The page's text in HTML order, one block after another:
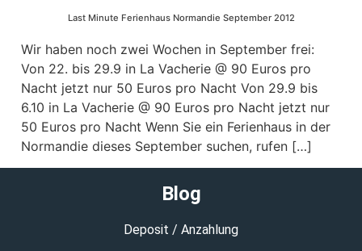
Last Minute Ferienhaus Normandie September 2012
Wir haben noch zwei Wochen in September frei:
Von 22. bis 29.9 in La Vacherie @ 90 Euros pro
Nacht jetzt nur 50 Euros pro Nacht Von 29.9 bis
6.10 in La Vacherie @ 90 Euros pro Nacht jetzt nur
50 Euros pro Nacht Wenn Sie ein Ferienhaus in der
Normandie dieses September suchen, rufen […]
Blog
Deposit / Anzahlung